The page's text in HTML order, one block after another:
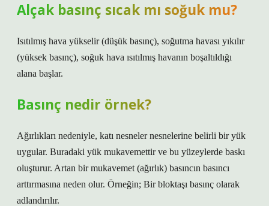
Alçak basınç sıcak mı soğuk mu?
Isıtılmış hava yükselir (düşük basınç), soğutma havası yıkılır
(yüksek basınç), soğuk hava ısıtılmış havanın boşaltıldığı
alana başlar.
Basınç nedir örnek?
Ağırlıkları nedeniyle, katı nesneler nesnelerine belirli bir yük
uygular. Buradaki yük mukavemettir ve bu yüzeylerde baskı
oluşturur. Artan bir mukavemet (ağırlık) basıncın basıncı
arttırmasına neden olur. Örneğin; Bir bloktaşı basınç olarak
adlandırılır.